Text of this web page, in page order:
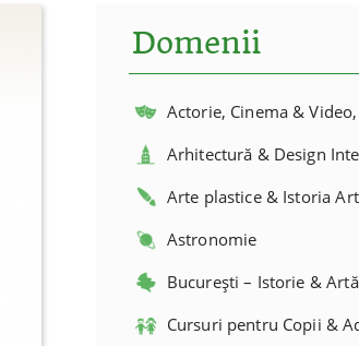
Domenii
Actorie, Cinema &
Arhitectură & Design
Arte plastice & Istoria
Astronomie
București – Istorie & Artă
Cursuri pentru Copii &